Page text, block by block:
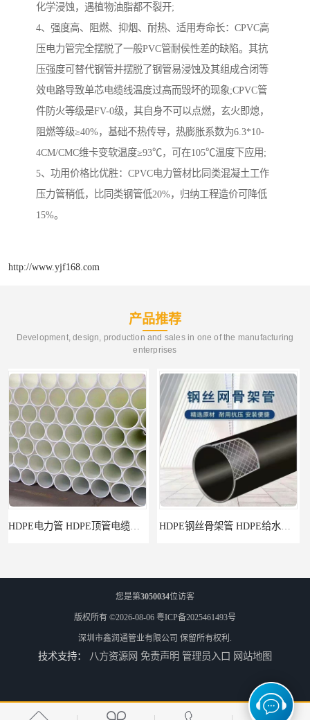
化学浸蚀，遇植物油脂都不裂开;
4、强度高、阻燃、抑烟、耐热、适用寿命长：CPVC高
压电力管完全摆脱了一般PVC管耐侯性差的缺陷。其抗
压强度可替代钢管并摆脱了钢管易浸蚀及其组成合闭等
效电路导致单芯电缆线温度过高而毁坏的现象;CPVC管
件防火等级是FV-0级，其自身不可以点燃，玄火即熄，
阻燃等级≥40%，基础不热传导，热膨胀系数为6.3*10-
4CM/CMC维卡变软温度≥93℃，可在105℃温度下应用;
5、功用价格比优胜：CPVC电力管材比同类混凝土工作
压力管稍低，比同类钢管低20%，归纳工程造价可降低
15%。
http://www.yjf168.com
产品推荐
Development, design, production and sales in one of the manufacturing
enterprises
HDPE给水管
佛山Pe给水管电话 支持送货上门 HDPE电力管 HDPE顶管电缆管保护套管
您是第3050034位访客
版权所有 ©2026-08-06 粤ICP备2025461493号
深圳市鑫润通管业有限公司 保留所有权利.
技术支持： 八方资源网 免责声明 管理员入口 网站地图